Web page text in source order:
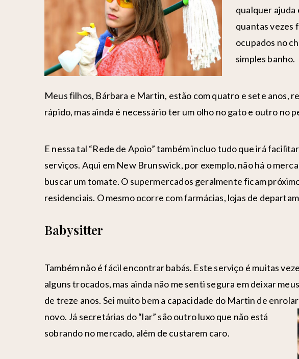
qualquer ajuda
quantas vezes
ocupados no
simples banho.
Meus filhos, Bárbara e Martin, estão com quatro e sete anos,
rápido, mas ainda é necessário ter um olho no gato e outro no
E nessa tal “Rede de Apoio” também incluo tudo que irá
serviços. Aqui em New Brunswick, por exemplo, não há o
buscar um tomate. O supermercados geralmente ficam
residenciais. O mesmo ocorre com farmácias, lojas de
Babysitter
Também não é fácil encontrar babás. Este serviço é muitas
alguns trocados, mas ainda não me senti segura em deixar
de treze anos. Sei muito bem a capacidade do Martin de
novo. Já secretárias do “lar” são outro luxo que não está
sobrando no mercado, além de custarem caro.